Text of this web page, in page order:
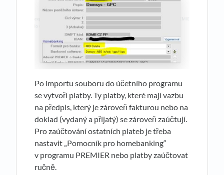
Po importu souboru do účetního programu
se vytvoří platby. Ty platby, které mají vazbu
na předpis, který je zároveň fakturou nebo na
doklad (vydaný a přijatý) se zároveň zaúčtují.
Pro zaúčtování ostatních plateb je třeba
nastavit „Pomocník pro homebanking“
v programu PREMIER nebo platby zaúčtovat
ručně.